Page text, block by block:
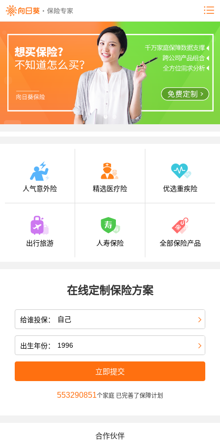
人气意外险 精选医疗险 优选重疾险
出行旅游 人寿保险 全部保险产品
在线定制保险方案
给谁投保：
出生年份：
立即提交
553290851个家庭 已完善了保障计划
合作伙伴